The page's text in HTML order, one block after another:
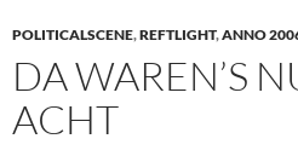
POLITICALSCENE,REFTLIGHT,ANNO
DA WAREN’S
ACHT